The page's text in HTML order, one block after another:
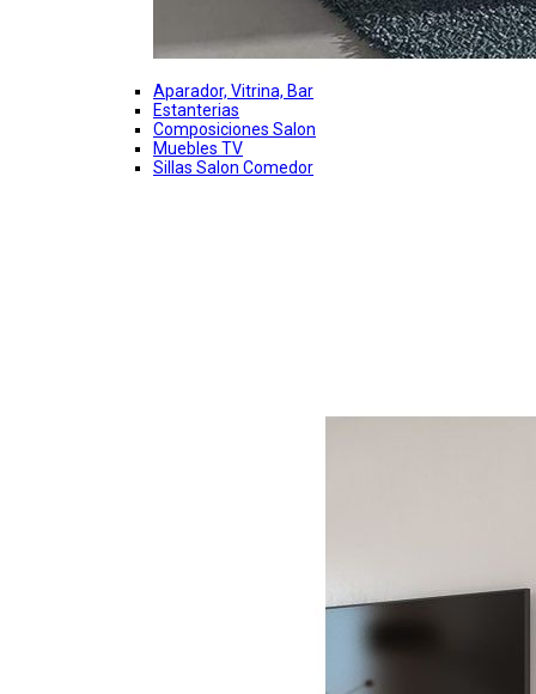
Aparador, Vitrina, Bar
Estanterias
Composiciones Salon
Muebles TV
Sillas Salon Comedor